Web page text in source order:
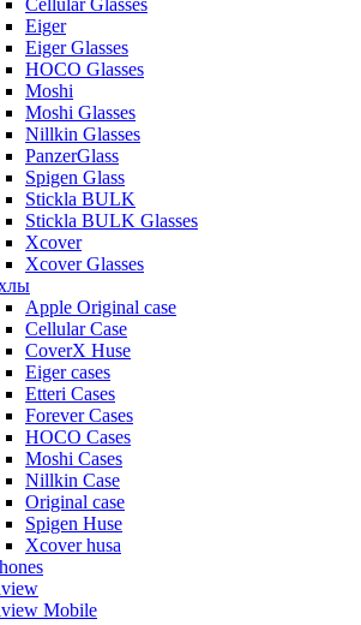
Cellular Glasses
Eiger
Eiger Glasses
HOCO Glasses
Moshi
Moshi Glasses
Nillkin Glasses
PanzerGlass
Spigen Glass
Stickla BULK
Stickla BULK Glasses
Xcover
Xcover Glasses
Apple Original case
Cellular Case
CoverX Huse
Eiger cases
Etteri Cases
Forever Cases
HOCO Cases
Moshi Cases
Nillkin Case
Original case
Spigen Huse
Xcover husa
Mobile